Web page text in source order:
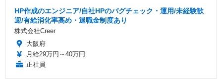
HP作成のエンジニア/自社HPのバグチェック・運用/未経験歓
迎/有給消化率高め・退職金制度あり
株式会社Creer
大阪府
月給29万円～40万円
正社員